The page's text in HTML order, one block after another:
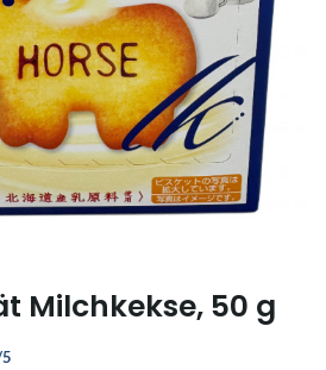
Milchkekse, 50 g